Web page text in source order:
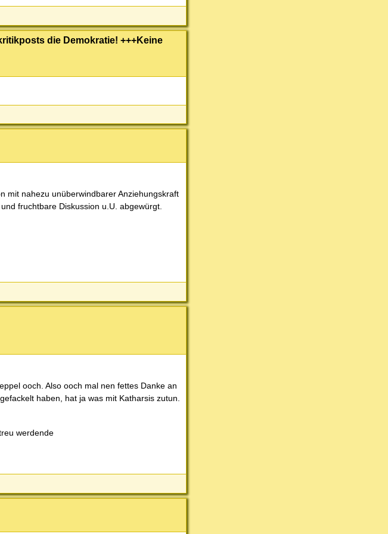
die Demokratie! +++Keine
mit nahezu unüberwindbarer Anziehungskraft
fruchtbare Diskussion u.U. abgewürgt.
ooch. Also ooch mal nen fettes Danke an
haben, hat ja was mit Katharsis zutun.
werdende